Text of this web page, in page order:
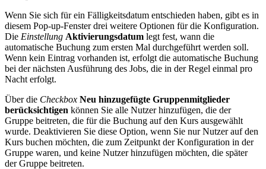
Wenn Sie sich für ein Fälligkeitsdatum entschieden haben, gibt es in
diesem Pop-up-Fenster drei weitere Optionen für die Konfiguration.
Die Einstellung Aktivierungsdatum legt fest, wann die
automatische Buchung zum ersten Mal durchgeführt werden soll.
Wenn kein Eintrag vorhanden ist, erfolgt die automatische Buchung
bei der nächsten Ausführung des Jobs, die in der Regel einmal pro
Nacht erfolgt.
Über die Checkbox Neu hinzugefügte Gruppenmitglieder
berücksichtigen können Sie alle Nutzer hinzufügen, die der
Gruppe beitreten, die für die Buchung auf den Kurs ausgewählt
wurde. Deaktivieren Sie diese Option, wenn Sie nur Nutzer auf den
Kurs buchen möchten, die zum Zeitpunkt der Konfiguration in der
Gruppe waren, und keine Nutzer hinzufügen möchten, die später
der Gruppe beitreten.